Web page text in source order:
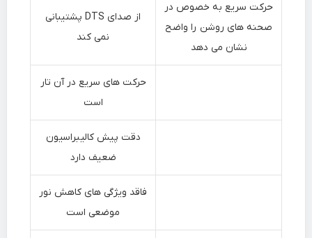
حرکت سریع به خصوص در
صحنه های روشن را واضح
نشان می دهد
از صدای DTS پشتیبانی
نمی کند
حرکت های سریع در آن تار
است
دقت پیش کالیبراسیون
ضعیف دارد
فاقد ویژگی های کاهش نور
موضعی است